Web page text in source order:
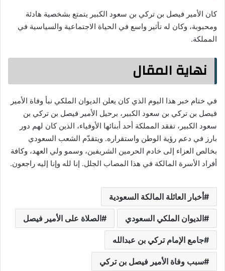
كان الأمير فيصل بن تركي بن سعود الكبير يتمتع بشخصية هادئة
ومحبوبة، وكان له تأثير واسع في الحياة الاجتماعية والسياسية في
المملكة.
نهاية المقال
في ختام خبر هذا اليوم الذي كان يعلن الديوان الملكي نبأ وفاة الأمير
فيصل بن تركي بن سعود الكبير، برحيل الأمير فيصل بن تركي بن
سعود الكبير، تفقد المملكة أحد أبنائها الأوفياء، الذين كان لهم دور
بارز في دعم رؤية الوطن واستقراره. ويتقدّم الشعب السعودي
بخالص العزاء إلى خادم الحرمين الشريفين، وسمو ولي العهد، وكافة
أفراد الأسرة المالكة في هذا المصاب الجلل. إنا لله وإنا إليه راجعون.
أخبار العائلة المالكة السعودية
الديوان الملكي السعودي الصلاة على الأمير فيصل
جامع الإمام تركي بن عبدالله
سبب وفاة الأمير فيصل بن تركي